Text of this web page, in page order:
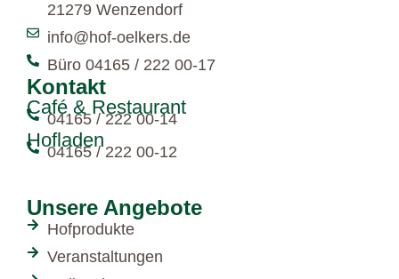
21279 Wenzendorf
info@hof-oelkers.de
Büro 04165 / 222 00-17
Kontakt
Café & Restaurant
04165 / 222 00-14
Hofladen
04165 / 222 00-12
Unsere Angebote
Hofprodukte
Veranstaltungen